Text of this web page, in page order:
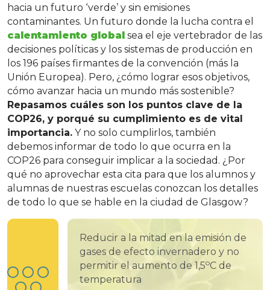
hacia un futuro ‘verde’ y sin emisiones
contaminantes. Un futuro donde la lucha contra el
calentamiento global sea el eje vertebrador de las
decisiones políticas y los sistemas de producción en
los 196 países firmantes de la convención (más la
Unión Europea). Pero, ¿cómo lograr esos objetivos,
cómo avanzar hacia un mundo más sostenible?
Repasamos cuáles son los puntos clave de la
COP26, y porqué su cumplimiento es de vital
importancia. Y no solo cumplirlos, también
debemos informar de todo lo que ocurra en la
COP26 para conseguir implicar a la sociedad. ¿Por
qué no aprovechar esta cita para que los alumnos y
alumnas de nuestras escuelas conozcan los detalles
de todo lo que se hable en la ciudad de Glasgow?
Reducir a la mitad en la emisión de
gases de efecto invernadero y no
permitir el aumento de 1,5oC de
temperatura